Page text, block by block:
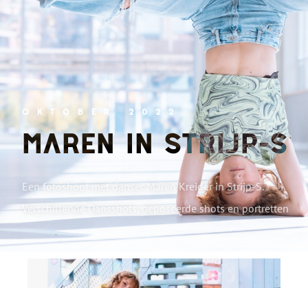
OKTOBER 2022
MAREN IN STRIJP-S
Een fotoshoot met danser Maren Kreider in Strijp-S.
Verschillende Dansshots, geposeerde shots en portretten